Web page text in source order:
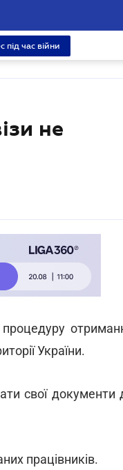
під час війни
не
України.
свої документи
працівників.